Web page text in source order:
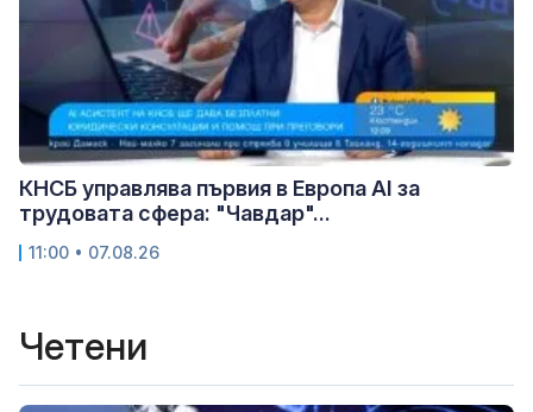
КНСБ управлява първия в Европа AI за
трудовата сфера: "Чавдар"...
11:00 • 07.08.26
Четени